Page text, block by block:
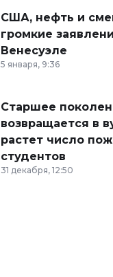
США, нефть и
громкие
Венесуэле
5 января, 9:36
Старшее
возвращается в
растет число
студентов
31 декабря, 12:50